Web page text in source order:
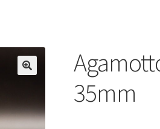
35mm